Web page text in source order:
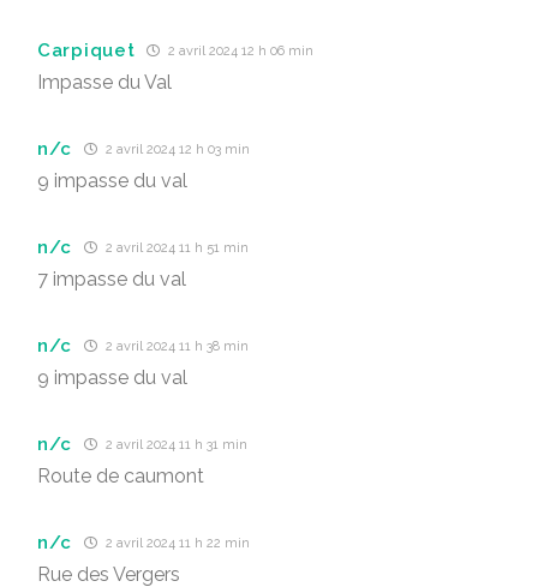
Carpiquet 2 avril 2024 12 h 06 min
Impasse du Val
n/c 2 avril 2024 12 h 03 min
9 impasse du val
n/c 2 avril 2024 11 h 51 min
7 impasse du val
n/c 2 avril 2024 11 h 38 min
9 impasse du val
n/c 2 avril 2024 11 h 31 min
Route de caumont
n/c 2 avril 2024 11 h 22 min
Rue des Vergers